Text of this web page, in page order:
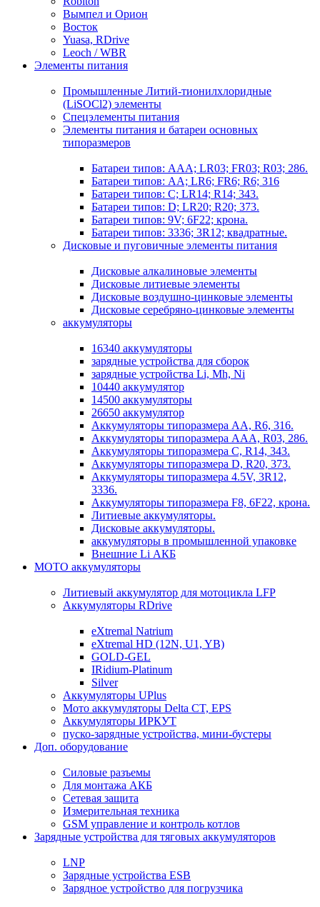
Вымпел и Орион
Восток
Yuasa, RDrive
Leoch / WBR
Элементы питания
Промышленные Литий-тионилхлоридные
(LiSOCl2) элементы
Спецэлементы питания
Элементы питания и батареи основных
типоразмеров
Батареи типов: AAA; LR03; FR03; R03; 286.
Батареи типов: AA; LR6; FR6; R6; 316
Батареи типов: C; LR14; R14; 343.
Батареи типов: D; LR20; R20; 373.
Батареи типов: 9V; 6F22; крона.
Батареи типов: 3336; 3R12; квадратные.
Дисковые и пуговичные элементы питания
Дисковые алкалиновые элементы
Дисковые литиевые элементы
Дисковые воздушно-цинковые элементы
Дисковые серебряно-цинковые элементы
аккумуляторы
16340 аккумуляторы
зарядные устройства для сборок
зарядные устройства Li, Mh, Ni
10440 аккумулятор
14500 аккумуляторы
26650 аккумулятор
Аккумуляторы типоразмера АА, R6, 316.
Аккумуляторы типоразмера ААА, R03, 286.
Аккумуляторы типоразмера С, R14, 343.
Аккумуляторы типоразмера D, R20, 373.
Аккумуляторы типоразмера 4.5V, 3R12,
3336.
Аккумуляторы типоразмера F8, 6F22, крона.
Литиевые аккумуляторы.
Дисковые аккумуляторы.
аккумуляторы в промышленной упаковке
Внешние Li АКБ
МОТО аккумуляторы
Литиевый аккумулятор для мотоцикла LFP
Аккумуляторы RDrive
eXtremal Natrium
eXtremal HD (12N, U1, YB)
GOLD-GEL
IRidium-Platinum
Silver
Аккумуляторы UPlus
Мото аккумуляторы Delta CT, EPS
Аккумуляторы ИРКУТ
пуско-зарядные устройства, мини-бустеры
Доп. оборудование
Силовые разъемы
Для монтажа АКБ
Сетевая защита
Измерительная техника
GSM управление и контроль котлов
Зарядные устройства для тяговых аккумуляторов
LNP
Зарядные устройства ESB
Зарядное устройство для погрузчика